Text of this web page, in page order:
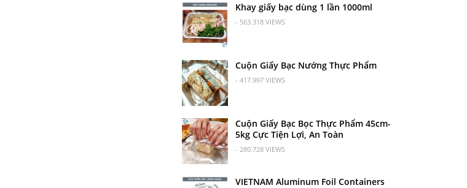
Khay giấy bạc dùng 1 lần 1000ml
- 563.318 VIEWS
Cuộn Giấy Bạc Nướng Thực Phẩm
- 417.997 VIEWS
Cuộn Giấy Bạc Bọc Thực Phẩm 45cm-
5kg Cực Tiện Lợi, An Toàn
- 280.728 VIEWS
VIETNAM Aluminum Foil Containers